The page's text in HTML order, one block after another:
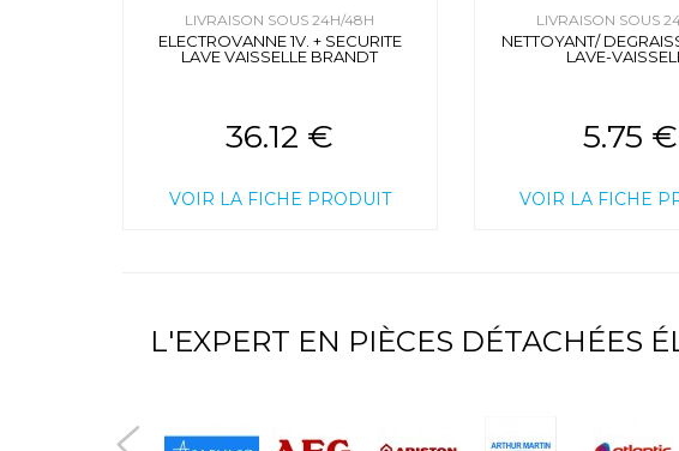
LIVRAISON SOUS 24H/48H
ELECTROVANNE 1V. + SECURITE
LAVE VAISSELLE BRANDT
36.12 €
VOIR LA FICHE PRODUIT
LIVRAISON SOUS
NETTOYANT/
LAVE-
5.75 €
VOIR LA FICHE
L'EXPERT EN PIÈCES DÉTACHÉES